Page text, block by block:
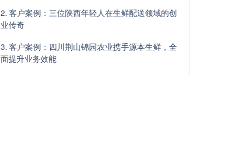
2. 客户案例：三位陕西年轻人在生鲜配送领域的创
业传奇
3. 客户案例：四川荆山锦园农业携手源本生鲜，全
面提升业务效能